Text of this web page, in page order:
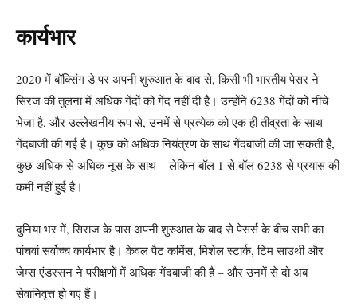
कार्यभार
2020 में बॉक्सिंग डे पर अपनी शुरुआत के बाद से, किसी भी भारतीय पेसर ने
सिरज की तुलना में अधिक गेंदों को गेंद नहीं दी है। उन्होंने 6238 गेंदों को नीचे
भेजा है, और उल्लेखनीय रूप से, उनमें से प्रत्येक को एक ही तीव्रता के साथ
गेंदबाजी की गई है। कुछ को अधिक नियंत्रण के साथ गेंदबाजी की जा सकती है,
कुछ अधिक से अधिक नूस के साथ – लेकिन बॉल 1 से बॉल 6238 से प्रयास की
कमी नहीं हुई है।
दुनिया भर में, सिराज के पास अपनी शुरुआत के बाद से पेसर्स के बीच सभी का
पांचवां सर्वोच्च कार्यभार है। केवल पैट कमिंस, मिशेल स्टार्क, टिम साउथी और
जेम्स एंडरसन ने परीक्षणों में अधिक गेंदबाजी की है – और उनमें से दो अब
सेवानिवृत्त हो गए हैं।